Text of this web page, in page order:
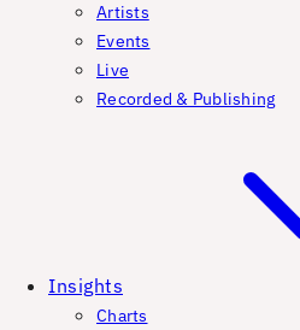
Artists
Events
Live
Recorded & Publishing
Insights
Charts